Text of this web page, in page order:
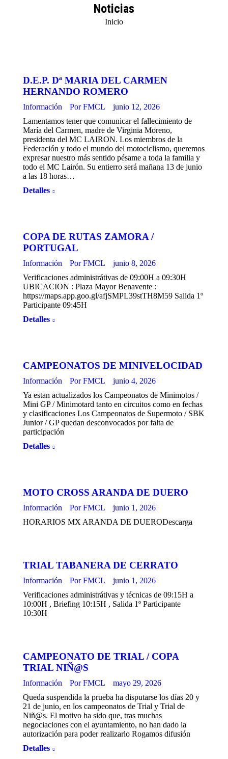
Noticias
Estás aquí:
Inicio
D.E.P. Dª MARIA DEL CARMEN
HERNANDO ROMERO
Información PorFMCL
junio 12, 2026
Lamentamos tener que comunicar el fallecimiento de
María del Carmen, madre de Virginia Moreno,
presidenta del MC LAIRON. Los miembros de la
Federación y todo el mundo del motociclismo, queremos
expresar nuestro más sentido pésame a toda la familia y
todo el MC Lairón. Su entierro será mañana 13 de junio
a las 18 horas…
Detalles
COPA DE RUTAS ZAMORA /
PORTUGAL
Información PorFMCL
junio 8, 2026
Verificaciones administrátivas de 09:00H a 09:30H
UBICACION : Plaza Mayor Benavente :
https://maps.app.goo.gl/afjSMPL39stTH8M59 Salida 1º
Participante 09:45H
Detalles
CAMPEONATOS DE MINIVELOCIDAD
Información PorFMCL
junio 4, 2026
Ya estan actualizados los Campeonatos de Minimotos /
Mini GP / Minimotard tanto en circuitos como en fechas
y clasificaciones Los Campeonatos de Supermoto / SBK
Junior / GP quedan desconvocados por falta de
participación
Detalles
MOTO CROSS ARANDA DE DUERO
Información PorFMCL
junio 1, 2026
HORARIOS MX ARANDA DE DUERODescarga
TRIAL TABANERA DE CERRATO
Información PorFMCL
junio 1, 2026
Verificaciones administrátivas y técnicas de 09:15H a
10:00H , Briefing 10:15H , Salida 1º Participante
10:30H
CAMPEONATO DE TRIAL / COPA
TRIAL NIÑ@S
Información PorFMCL
mayo 29, 2026
Queda suspendida la prueba ha disputarse los días 20 y
21 de junio, en los campeonatos de Trial y Trial de
Niñ@s. El motivo ha sido que, tras muchas
negociaciones con el ayuntamiento, no han dado la
autorización para poder realizarlo Rogamos difusión
Detalles